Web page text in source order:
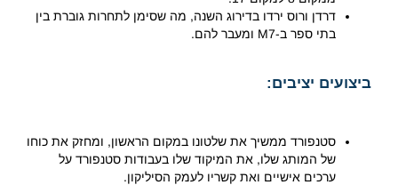
דרדן ורוס ירדו בדירוג השנה, מה שסימן לתחרות גוברת בין
בתי ספר ב-M7 ומעבר להם.
ביצועים יציבים:
סטנפורד ממשיך את שלטונו במקום הראשון, ומחזק את כוחו
של המותג שלו, את המיקוד שלו בעבודות סטנפורד על
ערכים אישיים ואת קשריו לעמק הסיליקון.